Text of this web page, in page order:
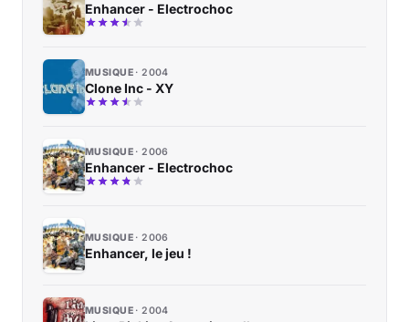
Enhancer - Electrochoc
MUSIQUE 2004
Clone Inc - XY
MUSIQUE 2006
Enhancer - Electrochoc
MUSIQUE 2006
Enhancer, le jeu !
MUSIQUE 2004